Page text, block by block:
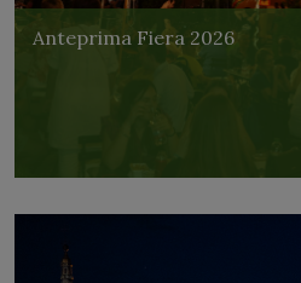
Anteprima Fiera 2026